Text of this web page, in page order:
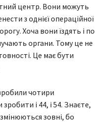
центр. Вони можуть
з однієї операційної
Хоча вони їздять і по
органи. Тому це не
Це має бути
чотири
і 44, і 54. Знаєте,
зовні, бо